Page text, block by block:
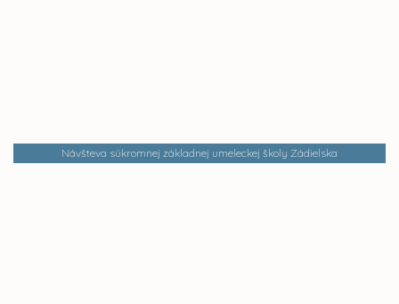
Návšteva súkromnej základnej umeleckej školy Zádielska